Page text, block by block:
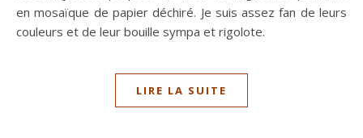
en mosaïque de papier déchiré. Je suis assez fan de leurs
couleurs et de leur bouille sympa et rigolote.
LIRE LA SUITE